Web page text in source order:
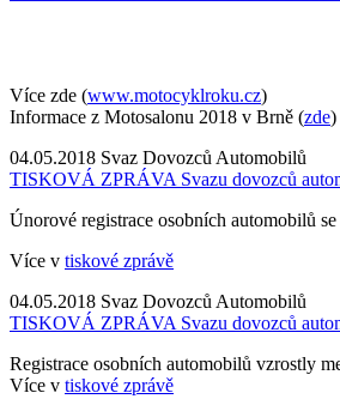
Více zde (www.motocyklroku.cz)
Informace z Motosalonu 2018 v Brně (zde)
04.05.2018 Svaz Dovozců Automobilů
TISKOVÁ ZPRÁVA Svazu dovozců
Únorové registrace osobních automobilů
Více v tiskové zprávě
04.05.2018 Svaz Dovozců Automobilů
TISKOVÁ ZPRÁVA Svazu dovozců
Registrace osobních automobilů vzrostly
Více v tiskové zprávě